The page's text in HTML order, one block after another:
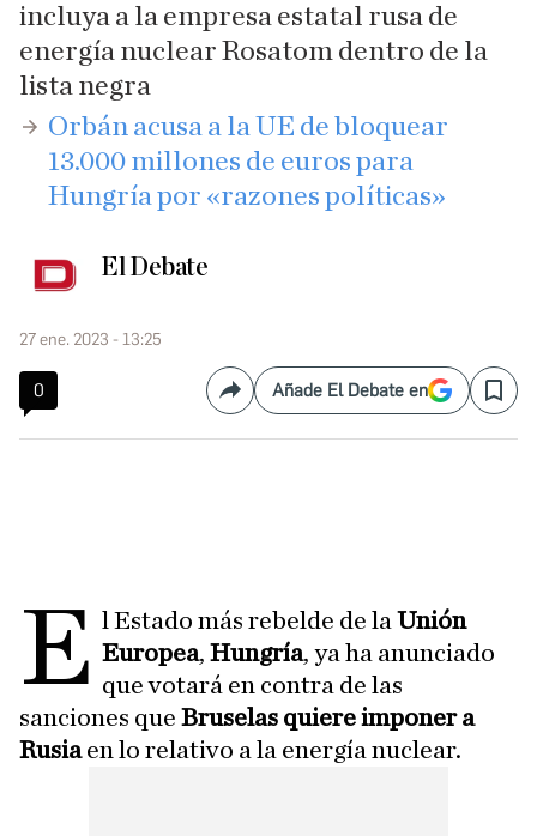
incluya a la empresa estatal rusa de
energía nuclear Rosatom dentro de la
lista negra
Orbán acusa a la UE de bloquear
13.000 millones de euros para
Hungría por «razones políticas»
El Debate
27 ene. 2023 - 13:25
0 CompartirAñade El Debate en Save
E l Estado más rebelde de laUnión
Europea,Hungría, ya ha anunciado
que votará en contra de las
sanciones que Bruselas quiere imponer a
Rusiaen lo relativo a la energía nuclear.